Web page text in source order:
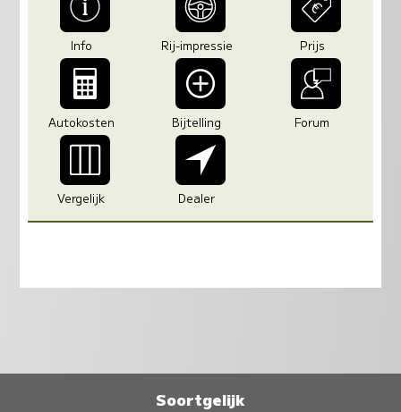
Info Rij-impressie Prijs
Autokosten Bijtelling Forum
Vergelijk Dealer
Soortgelijk